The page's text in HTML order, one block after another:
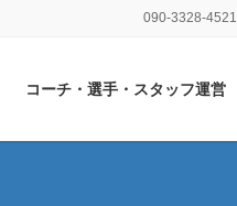
090-3328-4521
コーチ・選手・スタッフ運営